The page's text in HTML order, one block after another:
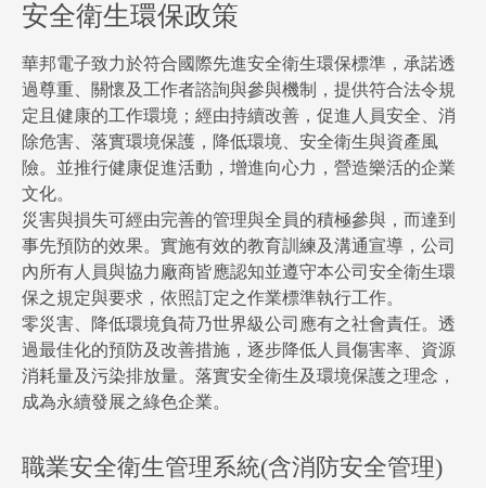
安全衛生環保政策
華邦電子致力於符合國際先進安全衛生環保標準，承諾透
過尊重、關懷及工作者諮詢與參與機制，提供符合法令規
定且健康的工作環境；經由持續改善，促進人員安全、消
除危害、落實環境保護，降低環境、安全衛生與資產風
險。並推行健康促進活動，增進向心力，營造樂活的企業
文化。
災害與損失可經由完善的管理與全員的積極參與，而達到
事先預防的效果。實施有效的教育訓練及溝通宣導，公司
內所有人員與協力廠商皆應認知並遵守本公司安全衛生環
保之規定與要求，依照訂定之作業標準執行工作。
零災害、降低環境負荷乃世界級公司應有之社會責任。透
過最佳化的預防及改善措施，逐步降低人員傷害率、資源
消耗量及污染排放量。落實安全衛生及環境保護之理念，
成為永續發展之綠色企業。
職業安全衛生管理系統(含消防安全管理)